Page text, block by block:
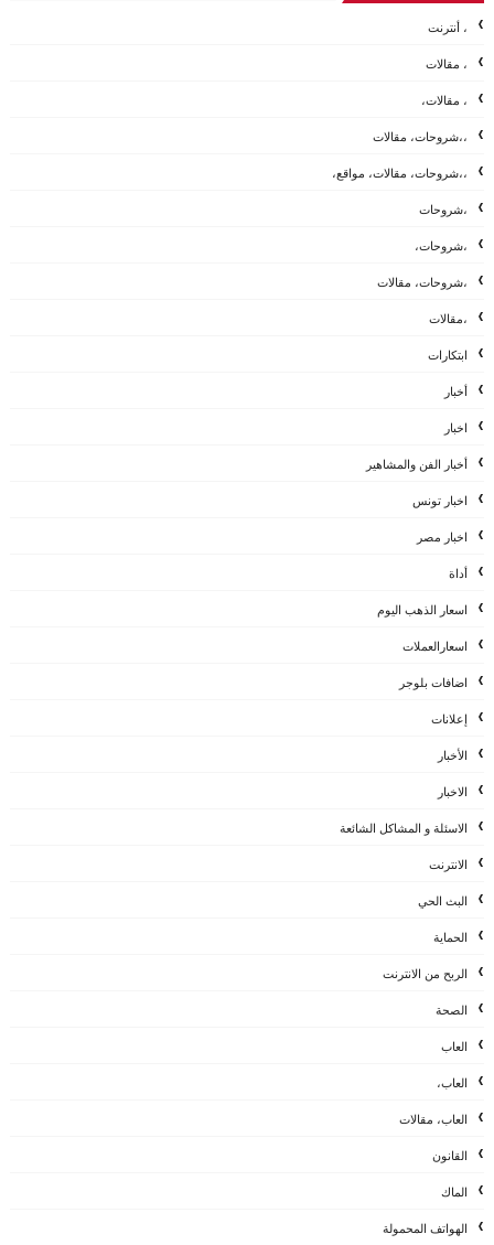
، أنترنت
، مقالات
، مقالات،
،،شروحات، مقالات
،،شروحات، مقالات، مواقع،
،شروحات
،شروحات،
،شروحات، مقالات
،مقالات
ابتكارات
أخبار
اخبار
أخبار الفن والمشاهير
اخبار تونس
اخبار مصر
أداة
اسعار الذهب اليوم
اسعارالعملات
اضافات بلوجر
إعلانات
الأخبار
الاخبار
الاسئلة و المشاكل الشائعة
الانترنت
البث الحي
الحماية
الربح من الانترنت
الصحة
العاب
العاب،
العاب، مقالات
القانون
الماك
الهواتف المحمولة